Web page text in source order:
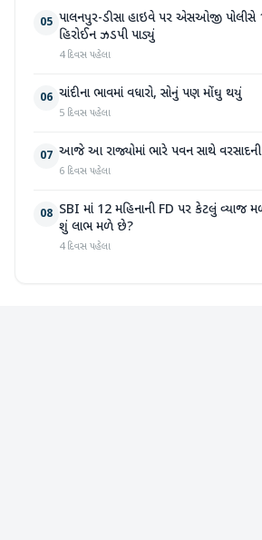
05 પાલનપુર-ડીસા હાઇવે પર એસઓજી પોલીસે
હિરોઈન ઝડપી પાડ્યું
4 દિવસ પહેલા
06 ચાંદીના ભાવમાં વધારો, સોનું પણ મોંઘુ થયું
5 દિવસ પહેલા
07 આજે આ રાજ્યોમાં ભારે પવન સાથે
6 દિવસ પહેલા
08 SBI માં 12 મહિનાની FD પર કેટલું વ્યાજ
શું લાભ મળે છે?
4 દિવસ પહેલા